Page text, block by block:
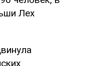
Лех